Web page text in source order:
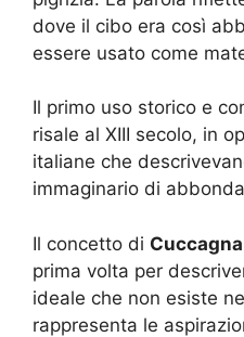
dove il cibo era così
essere usato come
Il primo uso storico e
risale al XIII secolo, in
italiane che
immaginario di
Il concetto di Cuccagna
prima volta per
ideale che non esiste
rappresenta le